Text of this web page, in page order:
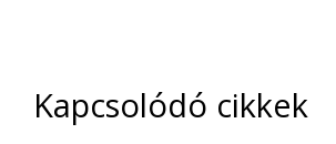
Kapcsolódó cikkek